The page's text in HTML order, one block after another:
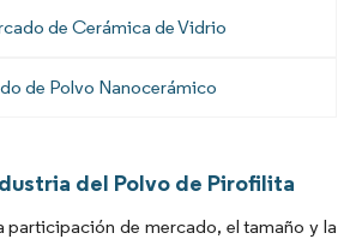
de Cerámica de Vidrio
de Polvo Nanocerámico
del Polvo de Pirofilita
participación de mercado, el tamaño y la